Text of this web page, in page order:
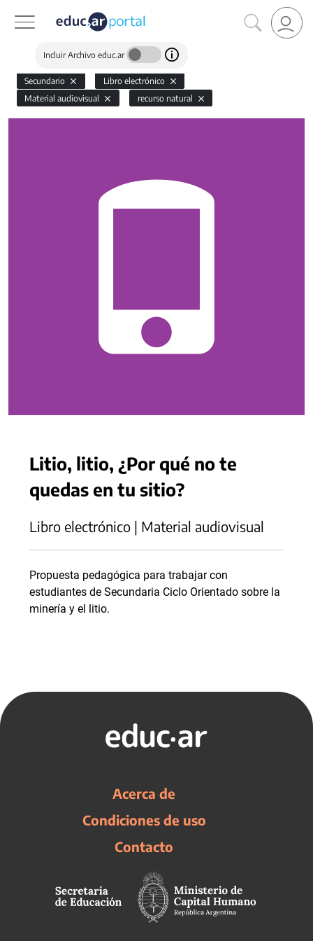
Incluir Archivo educ.ar
Secundario
Libro electrónico
Material audiovisual
recurso natural
Litio, litio, ¿Por qué no te
quedas en tu sitio?
Libro electrónico | Material audiovisual
Propuesta pedagógica para trabajar con
estudiantes de Secundaria Ciclo Orientado sobre la
minería y el litio.
Acerca de
Condiciones de uso
Contacto